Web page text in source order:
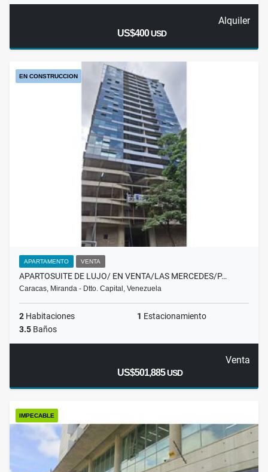
Alquiler
US$400USD
EN CONSTRUCCION
APARTAMENTO VENTA
APARTOSUITE DE LUJO/ EN VENTA/LAS MERCEDES/P…
Caracas, Miranda - Dtto. Capital, Venezuela
2 Habitaciones 1 Estacionamiento
3.5 Baños
Venta
US$501,885USD
IMPECABLE